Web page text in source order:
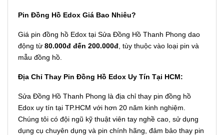
Pin Đồng Hồ Edox Giá Bao Nhiêu?
Giá pin đồng hồ Edox tại Sửa Đồng Hồ Thanh Phong dao
động từ 80.000đ đến 200.000đ , tùy thuộc vào loại pin và
mẫu đồng hồ.
Địa Chỉ Thay Pin Đồng Hồ Edox Uy Tín Tại HCM:
Sửa Đồng Hồ Thanh Phong là địa chỉ thay pin đồng hồ
Edox uy tín tại TP.HCM với hơn 20 năm kinh nghiệm.
Chúng tôi có đội ngũ kỹ thuật viên tay nghề cao, sử dụng
dụng cụ chuyên dụng và pin chính hãng, đảm bảo thay pin